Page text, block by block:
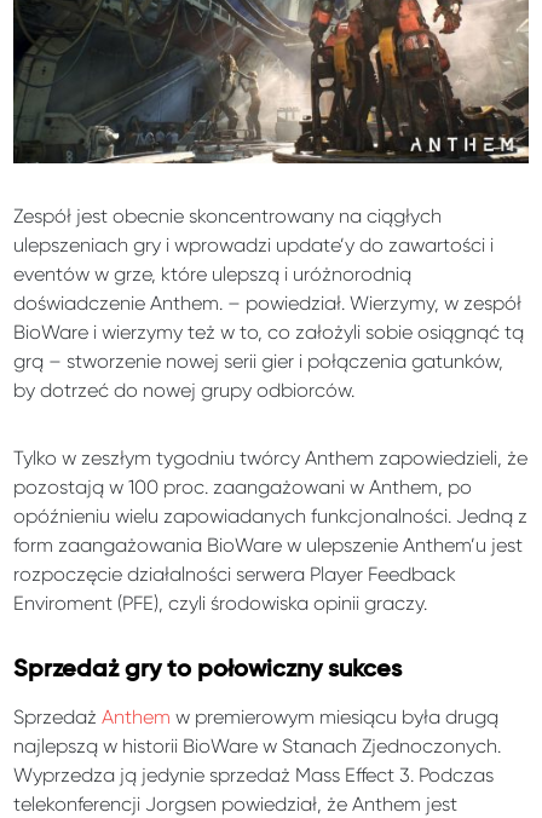
Zespół jest obecnie skoncentrowany na ciągłych
ulepszeniach gry i wprowadzi update’y do zawartości i
eventów w grze, które ulepszą i uróżnorodnią
doświadczenie Anthem. – powiedział. Wierzymy, w zespół
BioWare i wierzymy też w to, co założyli sobie osiągnąć tą
grą – stworzenie nowej serii gier i połączenia gatunków,
by dotrzeć do nowej grupy odbiorców.
Tylko w zeszłym tygodniu twórcy Anthem zapowiedzieli, że
pozostają w 100 proc. zaangażowani w Anthem, po
opóźnieniu wielu zapowiadanych funkcjonalności. Jedną z
form zaangażowania BioWare w ulepszenie Anthem’u jest
rozpoczęcie działalności serwera Player Feedback
Enviroment (PFE), czyli środowiska opinii graczy.
Sprzedaż gry to połowiczny sukces
SprzedażAnthem w premierowym miesiącu była drugą
najlepszą w historii BioWare w Stanach Zjednoczonych.
Wyprzedza ją jedynie sprzedaż Mass Effect 3. Podczas
telekonferencji Jorgsen powiedział, że Anthem jest